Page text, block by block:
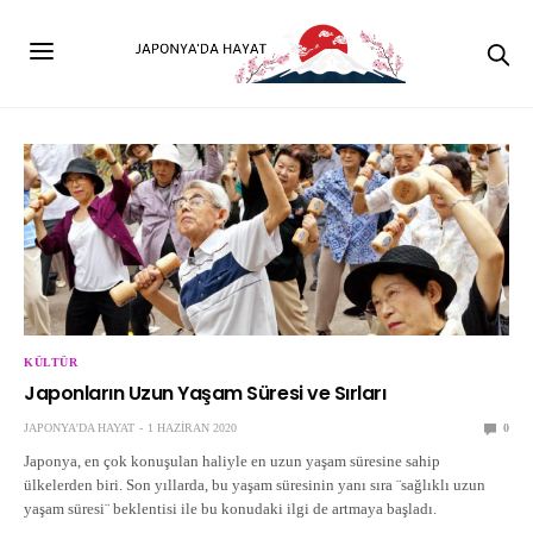
KÜLTÜR
Japonların Uzun Yaşam Süresi ve Sırları
JAPONYA'DA HAYAT 1 HAZIRAN 2020 0
Japonya, en çok konuşulan haliyle en uzun yaşam süresine sahip
ülkelerden biri. Son yıllarda, bu yaşam süresinin yanı sıra ¨sağlıklı uzun
yaşam süresi¨ beklentisi ile bu konudaki ilgi de artmaya başladı.